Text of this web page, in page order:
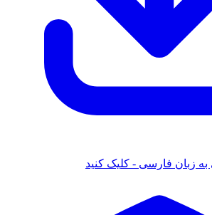
زبان فارسی - کلیک کنید